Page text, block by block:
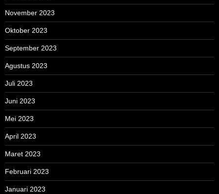
November 2023
Oktober 2023
September 2023
Agustus 2023
Juli 2023
Juni 2023
Mei 2023
April 2023
Maret 2023
Februari 2023
Januari 2023